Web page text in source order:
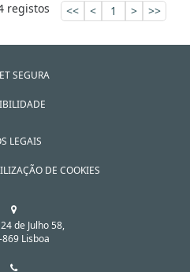
registos << < 1 > >>
SEGURA
LEGAIS
DE COOKIES
de Julho 58,
Lisboa